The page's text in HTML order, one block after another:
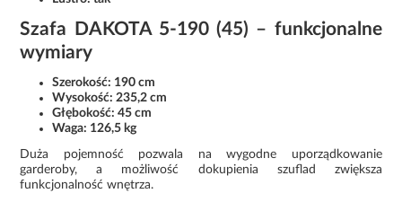
Szafa DAKOTA 5-190 (45) – funkcjonalne
wymiary
Szerokość: 190 cm
Wysokość: 235,2 cm
Głębokość: 45 cm
Waga: 126,5 kg
Duża pojemność pozwala na wygodne uporządkowanie
garderoby, a możliwość dokupienia szuflad zwiększa
funkcjonalność wnętrza.